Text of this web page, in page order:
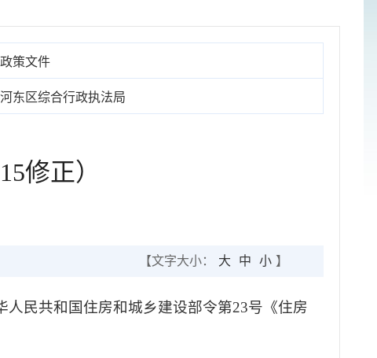
政策文件
河东区综合行政执法局
修正）
【文字大小： 大 中 小 】
人民共和国住房和城乡建设部令第23号《住房